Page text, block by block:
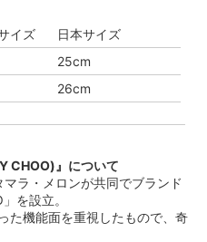
イズ
日本サイズ
25cm
26cm
CHOO)』について
ラ・メロンが共同でブランド
を設立。
た機能面を重視したもので、奇